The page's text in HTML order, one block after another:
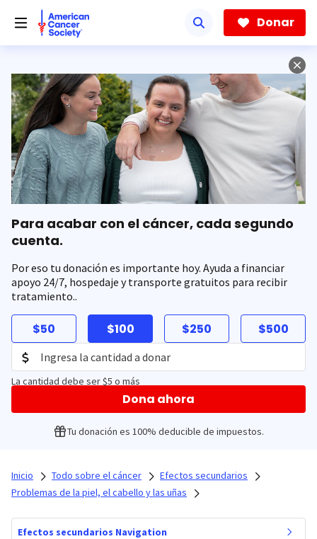
hacia
contenido
Donar
Para acabar con el cáncer, cada segundo
cuenta.
Por eso tu donación es importante hoy. Ayuda a financiar
apoyo 24/7, hospedaje y transporte gratuitos para recibir
tratamiento..
$50 $100 $250 $500
La cantidad debe ser $5 o más
Dona ahora
Tu donación es 100% deducible de impuestos.
Inicio Todo sobre el cáncer
Efectos secundarios
Problemas de la piel, el cabello y las uñas
Efectos secundarios Navigation